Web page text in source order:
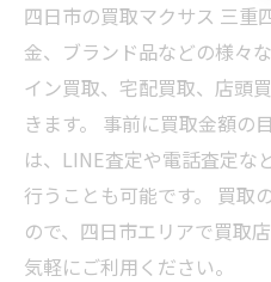
四日市の買取マクサス 三重
金、ブランド品などの様々
イン買取、宅配買取、店頭
きます。 事前に買取金額の
は、LINE査定や電話査定な
行うことも可能です。 買取
ので、四日市エリアで買取
気軽にご利用ください。